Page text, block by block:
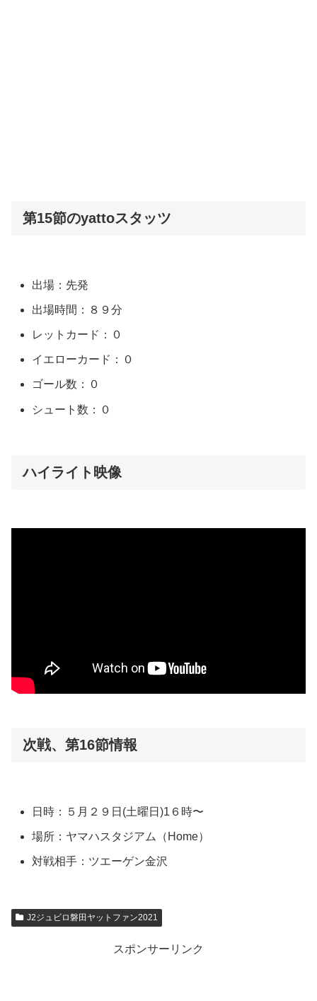
第15節のyattoスタッツ
出場：先発
出場時間：８９分
レットカード：０
イエローカード：０
ゴール数：０
シュート数：０
ハイライト映像
次戦、第16節情報
日時：５月２９日(土曜日)1６時〜
場所：ヤマハスタジアム（Home）
対戦相手：ツエーゲン金沢
J2ジュビロ磐田ヤットファン2021
スポンサーリンク